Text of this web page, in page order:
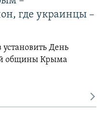
где украинцы –
установить День
общины Крыма